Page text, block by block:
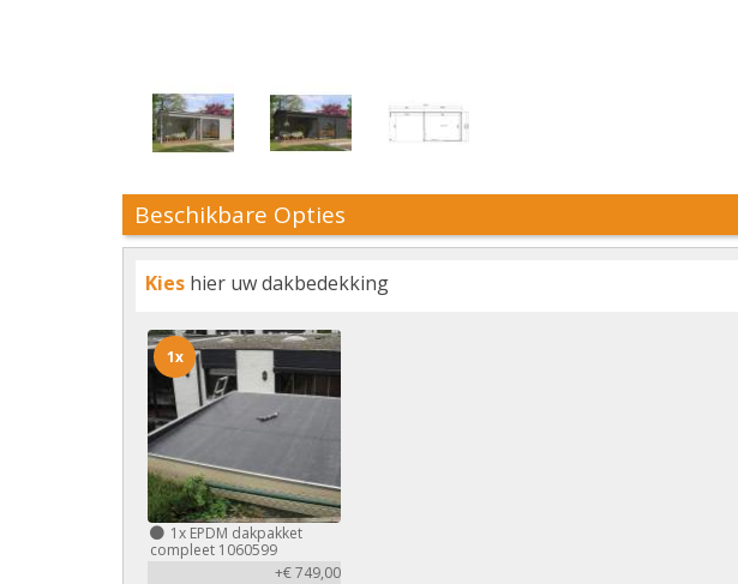
Beschikbare Opties
Kies hier uw dakbedekking
1x EPDM dakpakket
compleet 1060599
+€ 749,00
1x